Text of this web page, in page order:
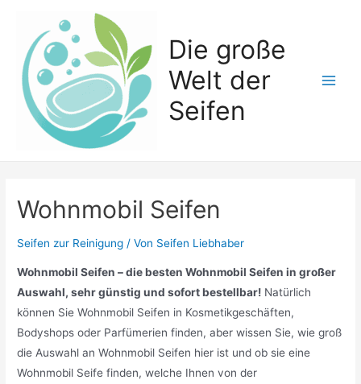
springen
Die große
Welt der
Seifen
Wohnmobil Seifen
Seifen zur Reinigung / Von Seifen Liebhaber
Wohnmobil Seifen – die besten Wohnmobil Seifen in großer
Auswahl, sehr günstig und sofort bestellbar! Natürlich
können Sie Wohnmobil Seifen in Kosmetikgeschäften,
Bodyshops oder Parfümerien finden, aber wissen Sie, wie groß
die Auswahl an Wohnmobil Seifen hier ist und ob sie eine
Wohnmobil Seife finden, welche Ihnen von der